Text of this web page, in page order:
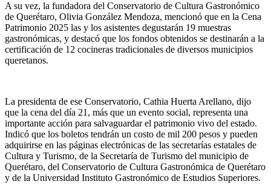
A su vez, la fundadora del Conservatorio de Cultura Gastronómico
de Querétaro, Olivia González Mendoza, mencionó que en la Cena
Patrimonio 2025 las y los asistentes degustarán 19 muestras
gastronómicas, y destacó que los fondos obtenidos se destinarán a la
certificación de 12 cocineras tradicionales de diversos municipios
queretanos.
La presidenta de ese Conservatorio, Cathia Huerta Arellano, dijo
que la cena del día 21, más que un evento social, representa una
importante acción para salvaguardar el patrimonio vivo del estado.
Indicó que los boletos tendrán un costo de mil 200 pesos y pueden
adquirirse en las páginas electrónicas de las secretarías estatales de
Cultura y Turismo, de la Secretaría de Turismo del municipio de
Querétaro, del Conservatorio de Cultura Gastronómica de Querétaro
y de la Universidad Instituto Gastronómico de Estudios Superiores.